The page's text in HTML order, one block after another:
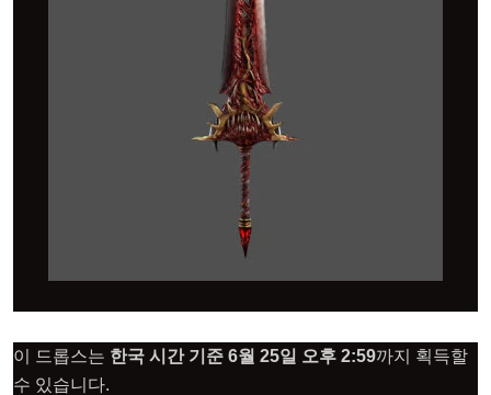
이 드롭스는 한국 시간 기준 6월 25일 오후 2:59까지 획득할
수 있습니다.